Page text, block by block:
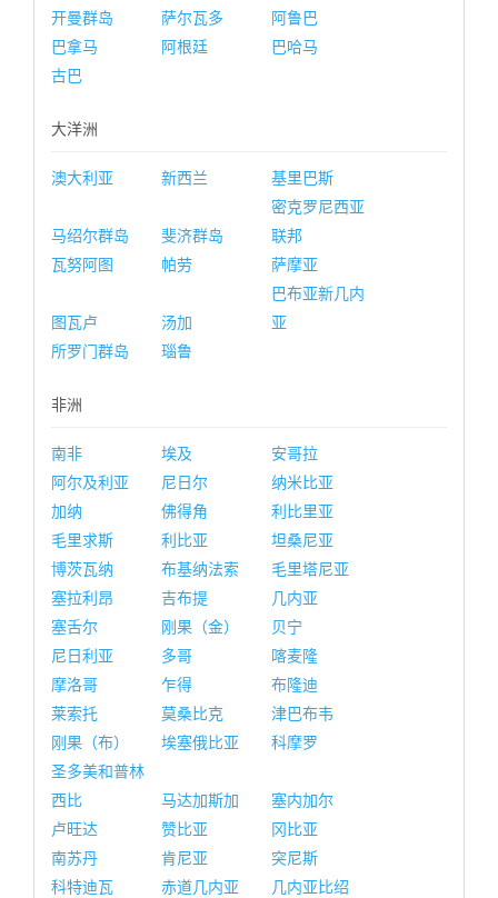
开曼群岛
萨尔瓦多
阿鲁巴
巴拿马
阿根廷
巴哈马
古巴
大洋洲
澳大利亚 新西兰 基里巴斯
马绍尔群岛 斐济群岛
密克罗尼西亚
联邦
瓦努阿图
帕劳 萨摩亚
图瓦卢 汤加
巴布亚新几内
亚
所罗门群岛
瑙鲁
非洲
南非 埃及
安哥拉
阿尔及利亚
尼日尔
纳米比亚
加纳
佛得角
利比里亚
毛里求斯
利比亚
坦桑尼亚
博茨瓦纳
布基纳法索
毛里塔尼亚
塞拉利昂
吉布提
几内亚
塞舌尔
刚果（金）
贝宁
尼日利亚
多哥
喀麦隆
摩洛哥
乍得
布隆迪
莱索托
莫桑比克
津巴布韦
刚果（布）
埃塞俄比亚
科摩罗
圣多美和普林
西比
马达加斯加
塞内加尔
卢旺达
赞比亚
冈比亚
南苏丹
肯尼亚
突尼斯
科特迪瓦
赤道几内亚 几内亚比绍